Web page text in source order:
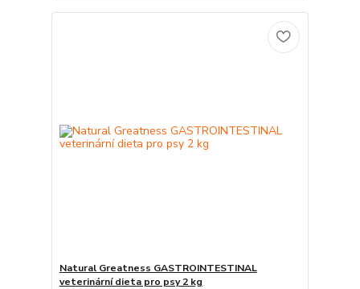
Natural Greatness GASTROINTESTINAL
veterinární dieta pro psy 2 kg